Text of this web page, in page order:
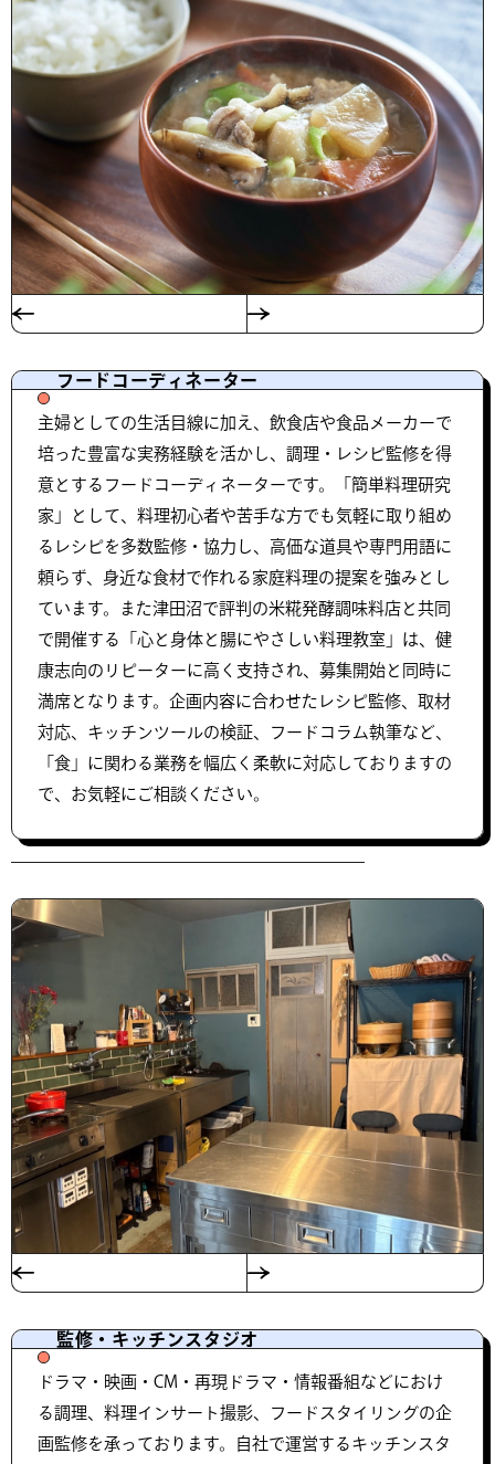
フードコーディネーター
主婦としての生活目線に加え、飲食店や食品メーカーで
培った豊富な実務経験を活かし、調理・レシピ監修を得
意とするフードコーディネーターです。「簡単料理研究
家」として、料理初心者や苦手な方でも気軽に取り組め
るレシピを多数監修・協力し、高価な道具や専門用語に
頼らず、身近な食材で作れる家庭料理の提案を強みとし
ています。また津田沼で評判の米糀発酵調味料店と共同
で開催する「心と身体と腸にやさしい料理教室」は、健
康志向のリピーターに高く支持され、募集開始と同時に
満席となります。企画内容に合わせたレシピ監修、取材
対応、キッチンツールの検証、フードコラム執筆など、
「食」に関わる業務を幅広く柔軟に対応しておりますの
で、お気軽にご相談ください。
監修・キッチンスタジオ
ドラマ・映画・CM・再現ドラマ・情報番組などにおけ
る調理、料理インサート撮影、フードスタイリングの企
画監修を承っております。自社で運営するキッチンスタ